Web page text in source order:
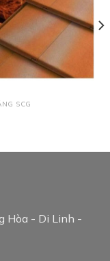
SCG
Hòa - Di Linh -